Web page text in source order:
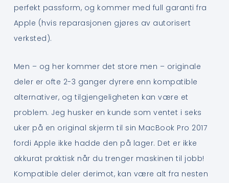
perfekt passform, og kommer med full garanti fra
Apple (hvis reparasjonen gjøres av autorisert
verksted).
Men – og her kommer det store men – originale
deler er ofte 2-3 ganger dyrere enn kompatible
alternativer, og tilgjengeligheten kan være et
problem. Jeg husker en kunde som ventet i seks
uker på en original skjerm til sin MacBook Pro 2017
fordi Apple ikke hadde den på lager. Det er ikke
akkurat praktisk når du trenger maskinen til jobb!
Kompatible deler derimot, kan være alt fra nesten